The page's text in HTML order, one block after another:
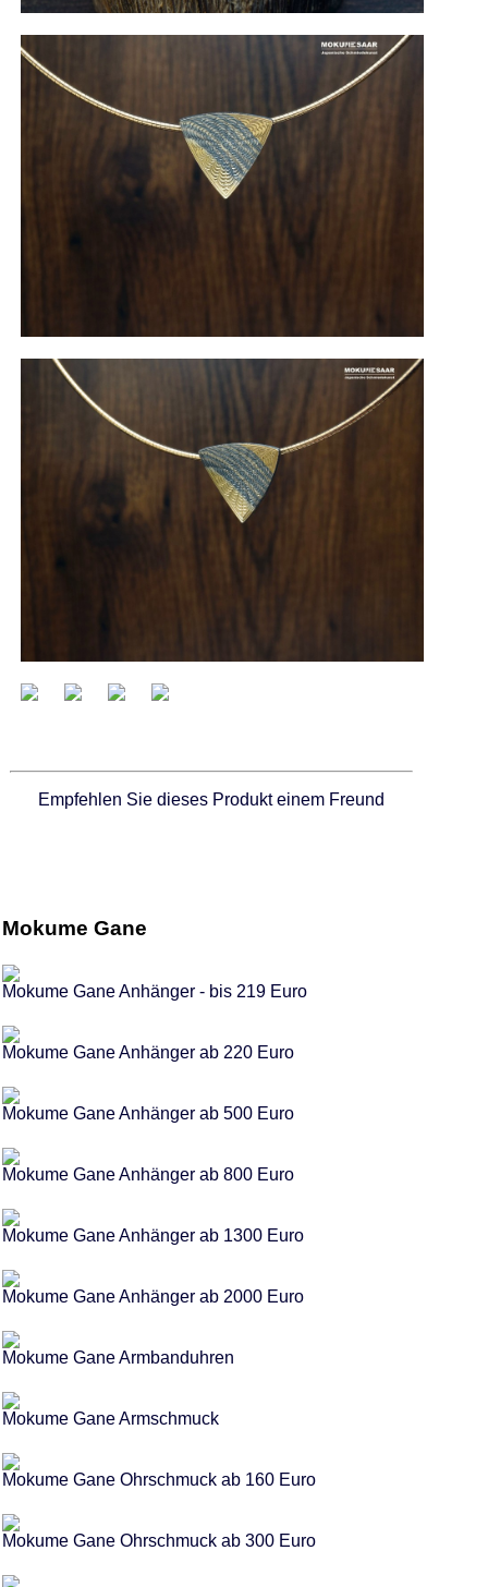
Empfehlen Sie dieses Produkt einem Freund
Mokume Gane
Mokume Gane Anhänger - bis 219 Euro
Mokume Gane Anhänger ab 220 Euro
Mokume Gane Anhänger ab 500 Euro
Mokume Gane Anhänger ab 800 Euro
Mokume Gane Anhänger ab 1300 Euro
Mokume Gane Anhänger ab 2000 Euro
Mokume Gane Armbanduhren
Mokume Gane Armschmuck
Mokume Gane Ohrschmuck ab 160 Euro
Mokume Gane Ohrschmuck ab 300 Euro